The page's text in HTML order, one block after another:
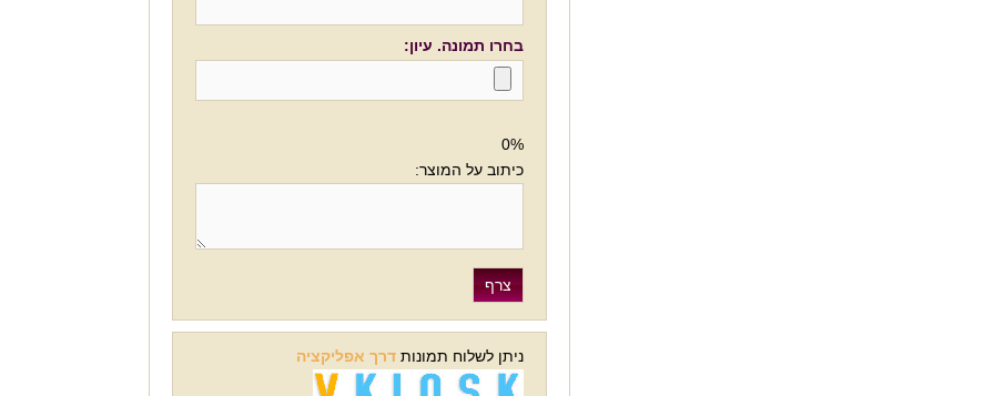
בחרו תמונה. עיון:
0%
כיתוב על המוצר:
ניתן לשלוח תמונות דרך אפליקציה